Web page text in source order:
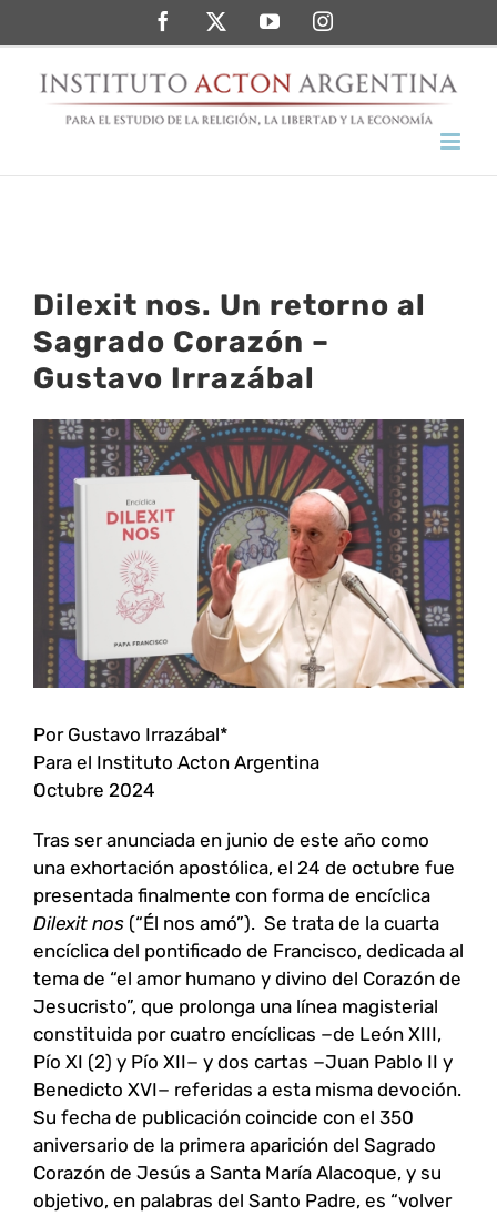
al
contenido
FacebookTwitterYouTubeInstagram
Dilexit nos. Un retorno al
Sagrado Corazón –
Gustavo Irrazábal
Ver
imagen
más
grande
Por Gustavo Irrazábal*
Para el Instituto Acton Argentina
Octubre 2024
Tras ser anunciada en junio de este año como
una exhortación apostólica, el 24 de octubre fue
presentada finalmente con forma de encíclica
Dilexit nos (“Él nos amó”). Se trata de la cuarta
encíclica del pontificado de Francisco, dedicada al
tema de “el amor humano y divino del Corazón de
Jesucristo”, que prolonga una línea magisterial
constituida por cuatro encíclicas −de León XIII,
Pío XI (2) y Pío XII− y dos cartas −Juan Pablo II y
Benedicto XVI− referidas a esta misma devoción.
Su fecha de publicación coincide con el 350
aniversario de la primera aparición del Sagrado
Corazón de Jesús a Santa María Alacoque, y su
objetivo, en palabras del Santo Padre, es “volver